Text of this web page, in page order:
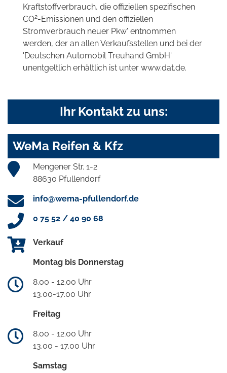
Kraftstoffverbrauch, die offiziellen spezifischen
CO2-Emissionen und den offiziellen
Stromverbrauch neuer Pkw' entnommen
werden, der an allen Verkaufsstellen und bei der
'Deutschen Automobil Treuhand GmbH'
unentgeltlich erhältlich ist unter www.dat.de.
Ihr Kontakt zu uns:
WeMa Reifen & Kfz
Mengener Str. 1-2
88630 Pfullendorf
info@wema-pfullendorf.de
0 75 52 / 40 90 68
Verkauf
Montag bis Donnerstag
8.00 - 12.00 Uhr
13.00-17.00 Uhr
Freitag
8.00 - 12.00 Uhr
13.00 - 17.00 Uhr
Samstag